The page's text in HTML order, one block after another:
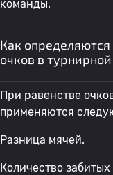
команды.
Как
очков в
При равенстве
применяются
Разница мячей.
Количество